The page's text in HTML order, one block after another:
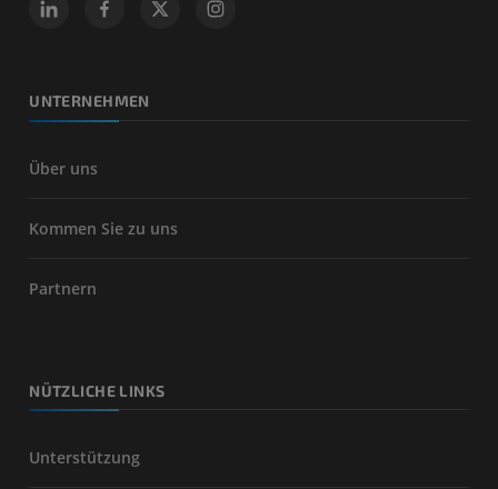
UNTERNEHMEN
Über uns
Kommen Sie zu uns
Partnern
NÜTZLICHE LINKS
Unterstützung